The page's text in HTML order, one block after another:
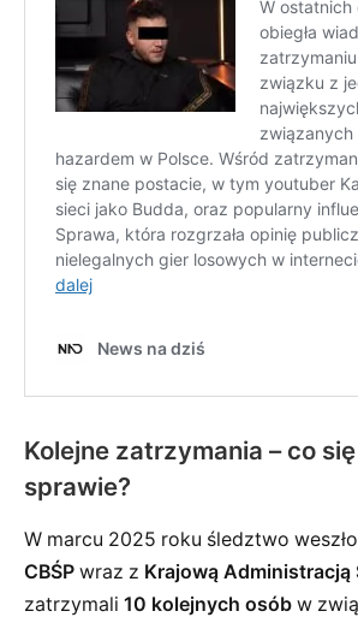
Kolejne zatrzymania – co
sprawie?
W marcu 2025 roku śledztwo
CBŚP wraz z Krajową Administracją
zatrzymali 10 kolejnych osób w